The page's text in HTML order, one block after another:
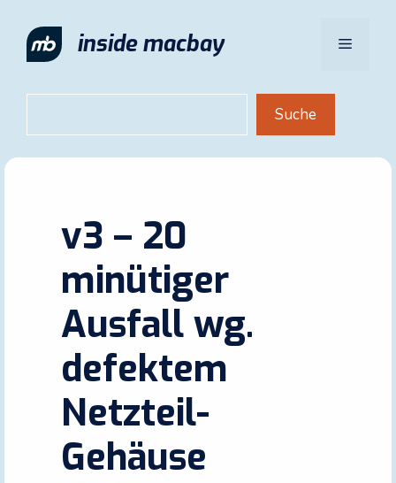
Inhalt
springen
inside macbay Menü
Suche
v3 – 20
minütiger
Ausfall wg.
defektem
Netzteil-
Gehäuse